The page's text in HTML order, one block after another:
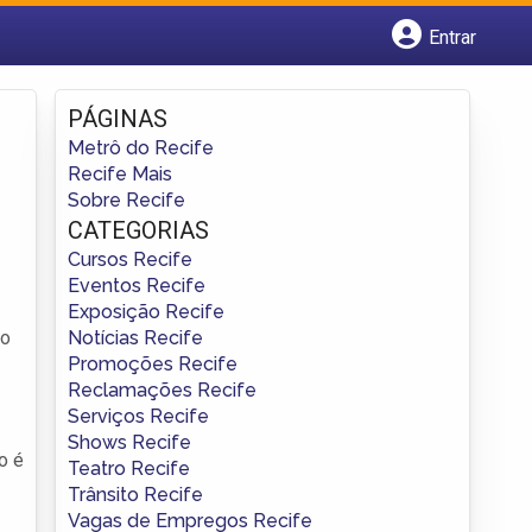
Entrar
Fazer login
Criar conta
é
PÁGINAS
Metrô do Recife
Recife Mais
Sobre Recife
CATEGORIAS
Cursos Recife
Eventos Recife
Exposição Recife
Notícias Recife
Promoções Recife
Reclamações Recife
Serviços Recife
Shows Recife
Teatro Recife
Trânsito Recife
Vagas de Empregos Recife